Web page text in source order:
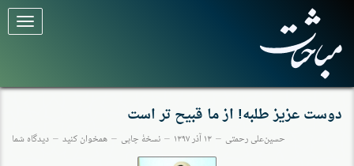
برای
تغییر
کنید
دوست عزیز طلبه! از ما قبیح تر است
حسین‌علی رحمتی ۱۳ آذر ۱۳۹۷ نسخهٔ چاپی همخوان کنید دیدگاه شما